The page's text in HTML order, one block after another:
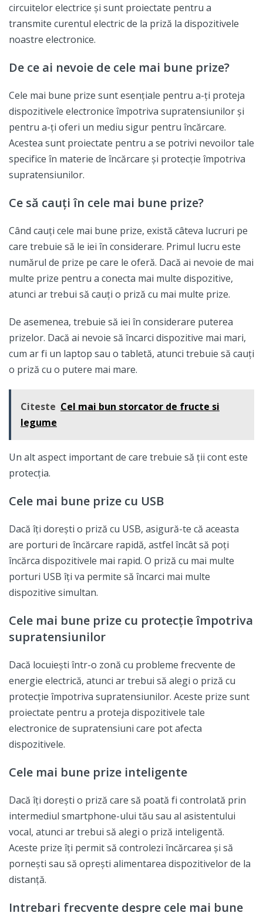
circuitelor electrice și sunt proiectate pentru a
transmite curentul electric de la priză la dispozitivele
noastre electronice.
De ce ai nevoie de cele mai bune prize?
Cele mai bune prize sunt esențiale pentru a-ți proteja
dispozitivele electronice împotriva supratensiunilor și
pentru a-ți oferi un mediu sigur pentru încărcare.
Acestea sunt proiectate pentru a se potrivi nevoilor tale
specifice în materie de încărcare și protecție împotriva
supratensiunilor.
Ce să cauți în cele mai bune prize?
Când cauți cele mai bune prize, există câteva lucruri pe
care trebuie să le iei în considerare. Primul lucru este
numărul de prize pe care le oferă. Dacă ai nevoie de mai
multe prize pentru a conecta mai multe dispozitive,
atunci ar trebui să cauți o priză cu mai multe prize.
De asemenea, trebuie să iei în considerare puterea
prizelor. Dacă ai nevoie să încarci dispozitive mai mari,
cum ar fi un laptop sau o tabletă, atunci trebuie să cauți
o priză cu o putere mai mare.
Citeste Cel mai bun storcator de fructe si
legume
Un alt aspect important de care trebuie să ții cont este
protecția.
Cele mai bune prize cu USB
Dacă îți dorești o priză cu USB, asigură-te că aceasta
are porturi de încărcare rapidă, astfel încât să poți
încărca dispozitivele mai rapid. O priză cu mai multe
porturi USB îți va permite să încarci mai multe
dispozitive simultan.
Cele mai bune prize cu protecție împotriva
supratensiunilor
Dacă locuiești într-o zonă cu probleme frecvente de
energie electrică, atunci ar trebui să alegi o priză cu
protecție împotriva supratensiunilor. Aceste prize sunt
proiectate pentru a proteja dispozitivele tale
electronice de supratensiuni care pot afecta
dispozitivele.
Cele mai bune prize inteligente
Dacă îți dorești o priză care să poată fi controlată prin
intermediul smartphone-ului tău sau al asistentului
vocal, atunci ar trebui să alegi o priză inteligentă.
Aceste prize îți permit să controlezi încărcarea și să
pornești sau să oprești alimentarea dispozitivelor de la
distanță.
Intrebari frecvente despre cele mai bune